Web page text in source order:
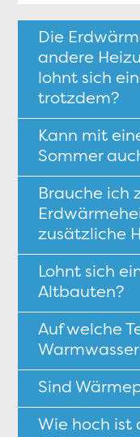
Die
andere
lohnt sich
trotzdem?
Kann mit
Sommer
Brauche ich
zusätzliche
Lohnt sich
Altbauten?
Auf welche
Sind
Wie hoch ist